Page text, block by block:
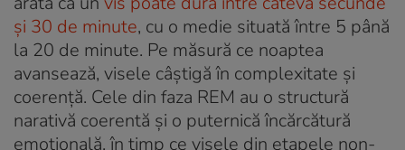
și 30 de minute, cu o medie situată între 5 până
la 20 de minute. Pe măsură ce noaptea
avansează, visele câștigă în complexitate și
coerență. Cele din faza REM au o structură
narativă coerentă și o puternică încărcătură
emoțională, în timp ce visele din etapele non-